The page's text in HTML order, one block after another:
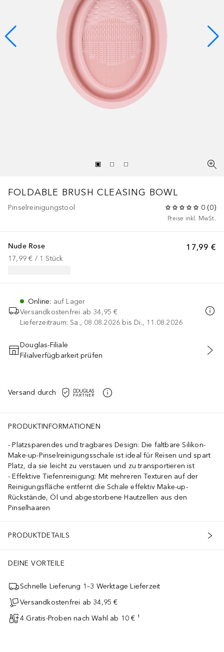
FOLDABLE BRUSH CLEASING BOWL
Pinselreinigungstool 0 (0)
Preise inkl. MwSt.
17,99 €
Nude Rose
17,99 € / 1 Stück
Online: auf Lager
Versandkostenfrei ab 34,95 €
Lieferzeitraum: Sa., 08.08.2026 bis Di., 11.08.2026
IN DEN WARENKORB
Douglas-Filiale
Filialverfügbarkeit prüfen
Versand durch
PRODUKTINFORMATIONEN
Platzsparendes und tragbares Design: Die faltbare Silikon-
Make-up-Pinselreinigungsschale ist ideal für Reisen und spart
Platz, da sie leicht zu verstauen und zu transportieren ist
Effektive Tiefenreinigung: Mit mehreren Texturen auf der
Reinigungsfläche entfernt die Schale effektiv Make-up-
Rückstände, Öl und abgestorbene Hautzellen aus den
Pinselhaaren
PRODUKTDETAILS
DEINE VORTEILE
Schnelle Lieferung 1–3 Werktage Lieferzeit
Versandkostenfrei ab 34,95 €
4 Gratis-Proben nach Wahl ab 10 € ¹